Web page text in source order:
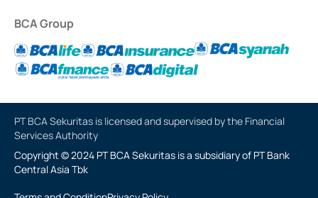
BCA Group
PT BCA Sekuritas is licensed and supervised by the Financial
Services Authority
Copyright © 2024 PT BCA Sekuritas is a subsidiary of PT Bank
Central Asia Tbk